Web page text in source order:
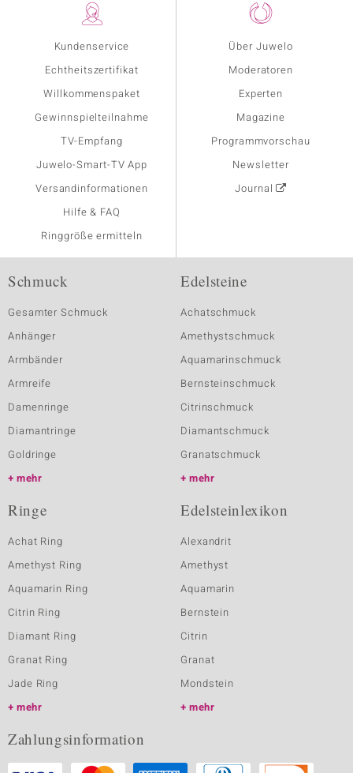
Kundenservice
Echtheitszertifikat
Willkommenspaket
Gewinnspielteilnahme
TV-Empfang
Juwelo-Smart-TV App
Versandinformationen
Hilfe & FAQ
Ringgröße ermitteln
Über Juwelo
Moderatoren
Experten
Magazine
Programmvorschau
Newsletter
Journal
Schmuck
Gesamter Schmuck
Anhänger
Armbänder
Armreife
Damenringe
Diamantringe
Goldringe
mehr
Edelsteine
Achatschmuck
Amethystschmuck
Aquamarinschmuck
Bernsteinschmuck
Citrinschmuck
Diamantschmuck
Granatschmuck
mehr
Ringe
Achat Ring
Amethyst Ring
Aquamarin Ring
Citrin Ring
Diamant Ring
Granat Ring
Jade Ring
mehr
Edelsteinlexikon
Alexandrit
Amethyst
Aquamarin
Bernstein
Citrin
Granat
Mondstein
mehr
Zahlungsinformation